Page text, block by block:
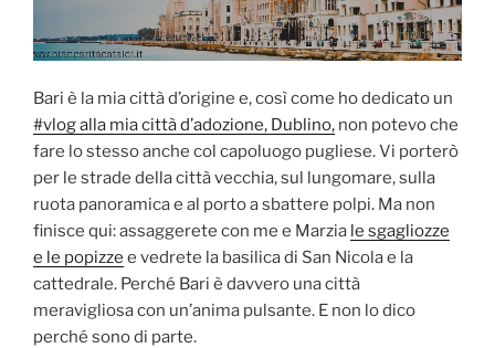
Bari è la mia città d’origine e, così come ho dedicato un
#vlog alla mia città d’adozione, Dublino, non potevo che
fare lo stesso anche col capoluogo pugliese. Vi porterò
per le strade della città vecchia, sul lungomare, sulla
ruota panoramica e al porto a sbattere polpi. Ma non
finisce qui: assaggerete con me e Marzia le sgagliozze
e le popizze e vedrete la basilica di San Nicola e la
cattedrale. Perché Bari è davvero una città
meravigliosa con un’anima pulsante. E non lo dico
perché sono di parte.